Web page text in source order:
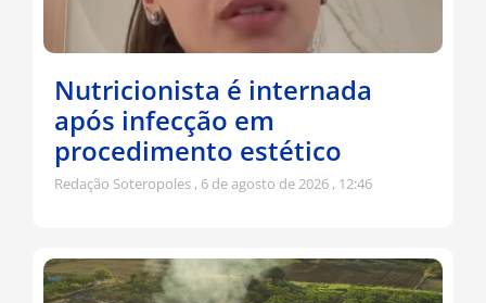
Nutricionista é internada
após infecção em
procedimento estético
Redação Soteropoles 6 de agosto de 2026 12:46